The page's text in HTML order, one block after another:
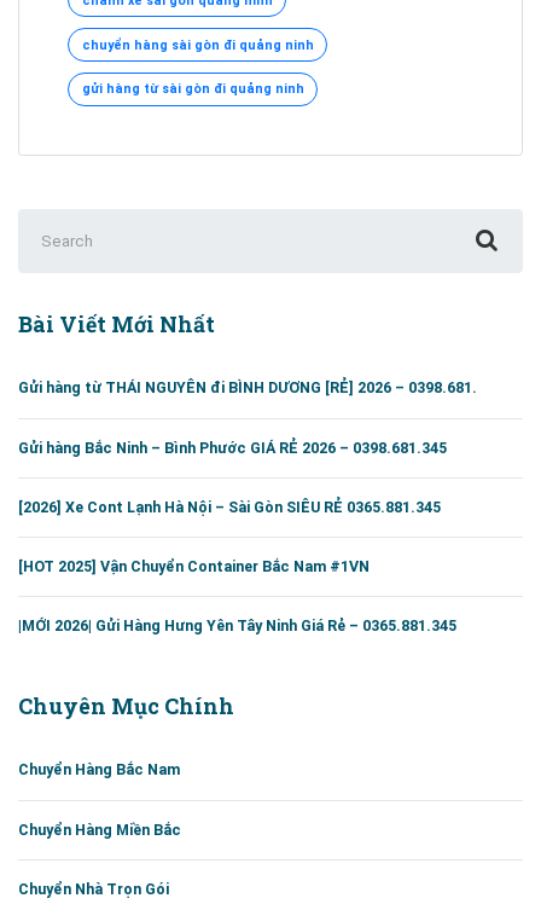
Sài
Gòn
đi
Quảng
–
chuyển hàng sài gòn đi quảng ninh
gửi hàng từ sài gòn đi quảng ninh
for:
Bài Viết Mới Nhất
Gửi hàng từ THÁI NGUYÊN đi BÌNH DƯƠNG [RẺ] 2026 – 0398.681.
Gửi hàng Bắc Ninh – Bình Phước GIÁ RẺ 2026 – 0398.681.345
[2026] Xe Cont Lạnh Hà Nội – Sài Gòn SIÊU RẺ 0365.881.345
[HOT 2025] Vận Chuyển Container Bắc Nam #1VN
|MỚI 2026| Gửi Hàng Hưng Yên Tây Ninh Giá Rẻ – 0365.881.345
Chuyên Mục Chính
Chuyển Hàng Bắc Nam
Chuyển Hàng Miền Bắc
Chuyển Nhà Trọn Gói